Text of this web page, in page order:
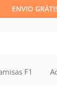
ENVIO
F1